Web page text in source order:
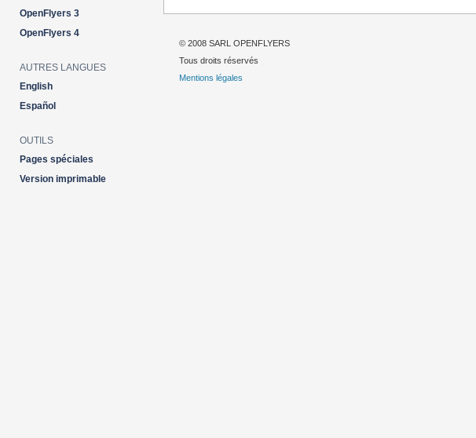
OpenFlyers 3
OpenFlyers 4
AUTRES LANGUES
English
Español
OUTILS
Pages spéciales
Version imprimable
© 2008 SARL OPENFLYERS
Tous droits réservés
Mentions légales